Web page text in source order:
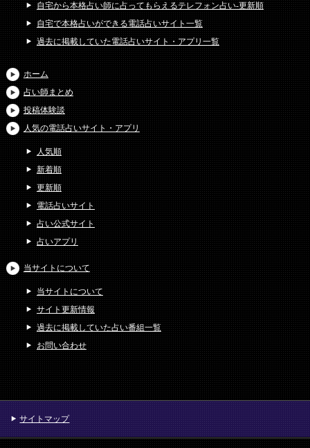
自宅から本格占い師に占ってもらえるテレフォン占い-更新順
自宅で本格占いができる電話占いサイト一覧
過去に掲載していた電話占いサイト・アプリ一覧
ホーム
占い師まとめ
投稿体験談
人気の電話占いサイト・アプリ
人気順
新着順
更新順
電話占いサイト
占い公式サイト
占いアプリ
当サイトについて
当サイトについて
サイト更新情報
過去に掲載していた占い番組一覧
お問い合わせ
サイトマップ